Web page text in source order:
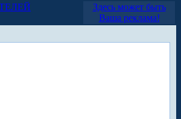
Здесь может быть
Ваша реклама!